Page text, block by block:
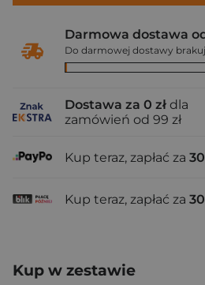
Darmowa dostawa
Do darmowej dostawy
Dostawa za 0 zł dla
zamówień od 99 zł
Kup teraz, zapłać za
Kup teraz, zapłać za
Kup w zestawie